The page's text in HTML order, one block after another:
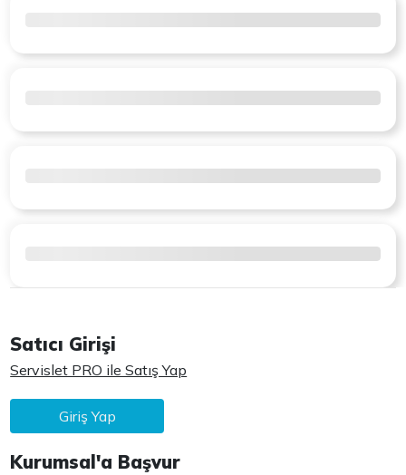
Satıcı Girişi
Servislet PRO ile Satış Yap
Giriş Yap
Kurumsal'a Başvur